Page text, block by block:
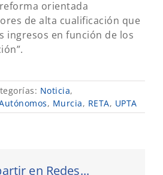
orientada
de alta cualificación que
ingresos en función de los
Noticia,
, Murcia, RETA, UPTA
en Redes...